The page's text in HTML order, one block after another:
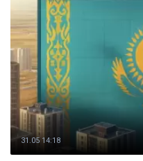
31.05 14:18